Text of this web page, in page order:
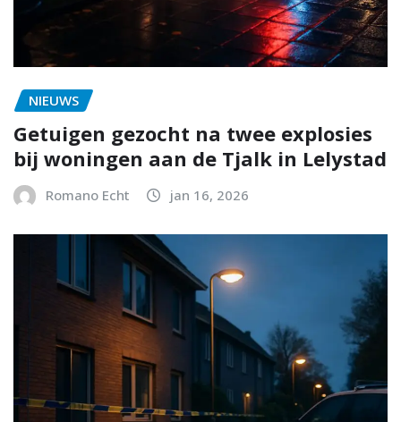
NIEUWS
Getuigen gezocht na twee explosies
bij woningen aan de Tjalk in Lelystad
Romano Echt jan 16, 2026